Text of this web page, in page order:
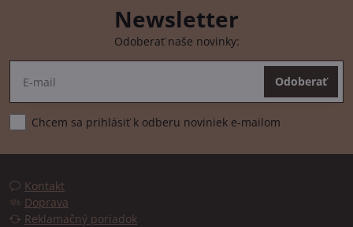
Newsletter
Odoberať naše novinky:
Odoberať
Chcem sa prihlásiť k odberu noviniek e-mailom
Kontakt
Doprava
Reklamačný poriadok